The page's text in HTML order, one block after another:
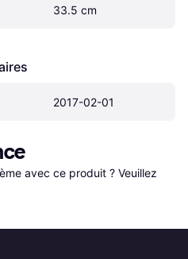
33.5 cm
2017-02-01
avec ce produit ? Veuillez